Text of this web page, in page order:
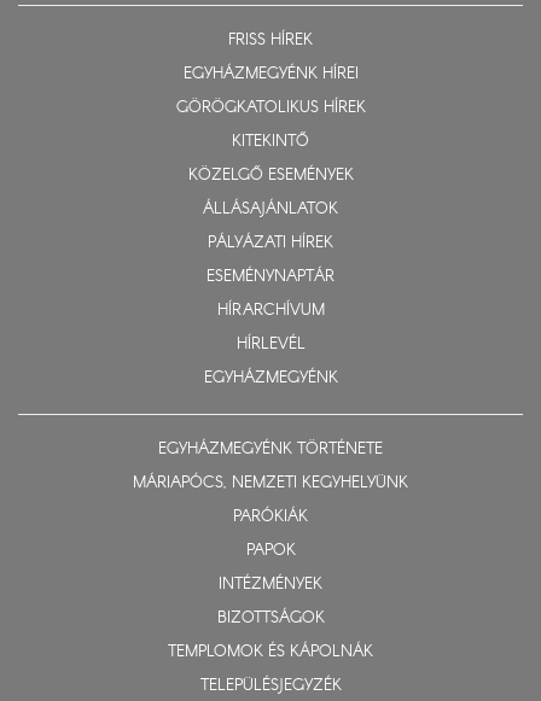
FRISS HÍREK
EGYHÁZMEGYÉNK HÍREI
GÖRÖGKATOLIKUS HÍREK
KITEKINTŐ
KÖZELGŐ ESEMÉNYEK
ÁLLÁSAJÁNLATOK
PÁLYÁZATI HÍREK
ESEMÉNYNAPTÁR
HÍRARCHÍVUM
HÍRLEVÉL
EGYHÁZMEGYÉNK
EGYHÁZMEGYÉNK TÖRTÉNETE
MÁRIAPÓCS, NEMZETI KEGYHELYÜNK
PARÓKIÁK
PAPOK
INTÉZMÉNYEK
BIZOTTSÁGOK
TEMPLOMOK ÉS KÁPOLNÁK
TELEPÜLÉSJEGYZÉK